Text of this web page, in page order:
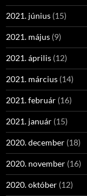
2021. június (15)
2021. május (9)
2021. április (12)
2021. március (14)
2021. február (16)
2021. január (15)
2020. december (18)
2020. november (16)
2020. október (12)